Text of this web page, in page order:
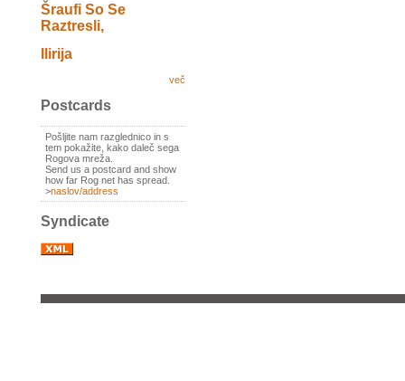
Šraufi So Se
Raztresli,
Ilirija
več
Postcards
Pošljite nam razglednico in s
tem pokažite, kako daleč sega
Rogova mreža.
Send us a postcard and show
how far Rog net has spread.
>naslov/address
Syndicate